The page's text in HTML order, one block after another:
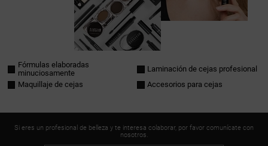
Fórmulas elaboradas
minuciosamente
Laminación de cejas profesional
Maquillaje de cejas
Accesorios para cejas
Si eres un profesional de belleza y te interesa colaborar, por favor comunícate con
nosotros.